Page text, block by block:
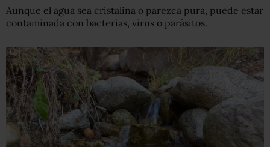
Aunque el agua sea cristalina o parezca pura, puede estar
contaminada con bacterias, virus o parásitos.